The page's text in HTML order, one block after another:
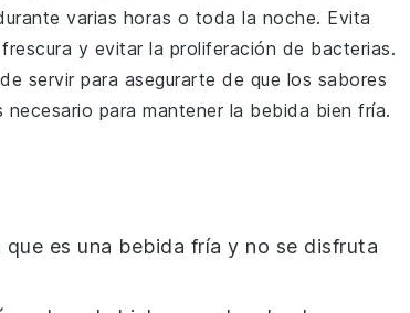
varias horas o toda la noche. Evita
y evitar la proliferación de bacterias.
servir para asegurarte de que los sabores
necesario para mantener la bebida bien fría.
es una bebida fría y no se disfruta